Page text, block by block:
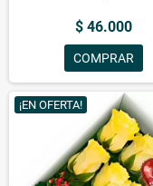
$ 46.000
COMPRAR
¡EN OFERTA!